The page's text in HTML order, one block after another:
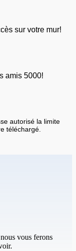
sur votre mur!
amis 5000!
autorisé la limite
téléchargé.
vous ferons